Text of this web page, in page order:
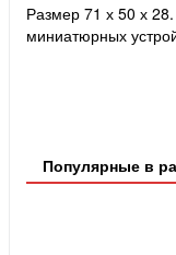
Размер 71 х 50 х
миниатюрных
Популярные в